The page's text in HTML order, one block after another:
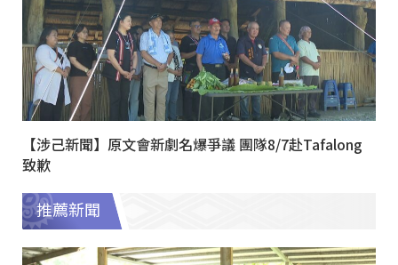
【涉己新聞】原文會新劇名爆爭議 團隊8/7赴Tafalong
致歉
推薦新聞